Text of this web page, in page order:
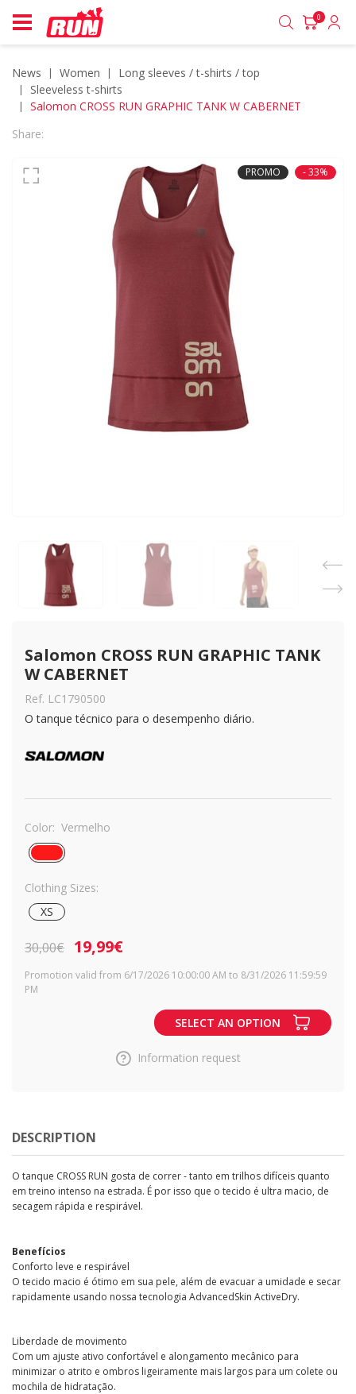
0
News women
long sleeves / t-shirts / top
sleeveless t-shirts
Salomon CROSS RUN GRAPHIC TANK W CABERNET
Share:
PROMO - 33%
Salomon CROSS RUN GRAPHIC TANK
W CABERNET
Ref. LC1790500
O tanque técnico para o desempenho diário.
Color: Vermelho
Clothing Sizes:
XS
30,00€ 19,99€
Promotion valid from 6/17/2026 10:00:00 AM to 8/31/2026 11:59:59
PM
SELECT AN OPTION
Information request
DESCRIPTION
O tanque CROSS RUN gosta de correr - tanto em trilhos difíceis quanto
em treino intenso na estrada. É por isso que o tecido é ultra macio, de
secagem rápida e respirável.
Benefícios
Conforto leve e respirável
O tecido macio é ótimo em sua pele, além de evacuar a umidade e secar
rapidamente usando nossa tecnologia AdvancedSkin ActiveDry.
Liberdade de movimento
Com um ajuste ativo confortável e alongamento mecânico para
minimizar o atrito e ombros ligeiramente mais largos para um colete ou
mochila de hidratação.